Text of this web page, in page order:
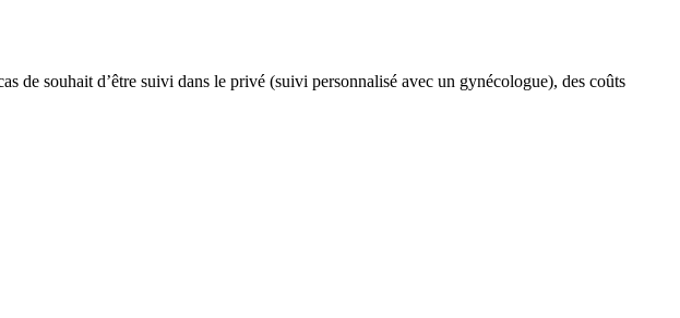
de souhait d’être suivi dans le privé (suivi personnalisé avec un gynécologue), des coûts